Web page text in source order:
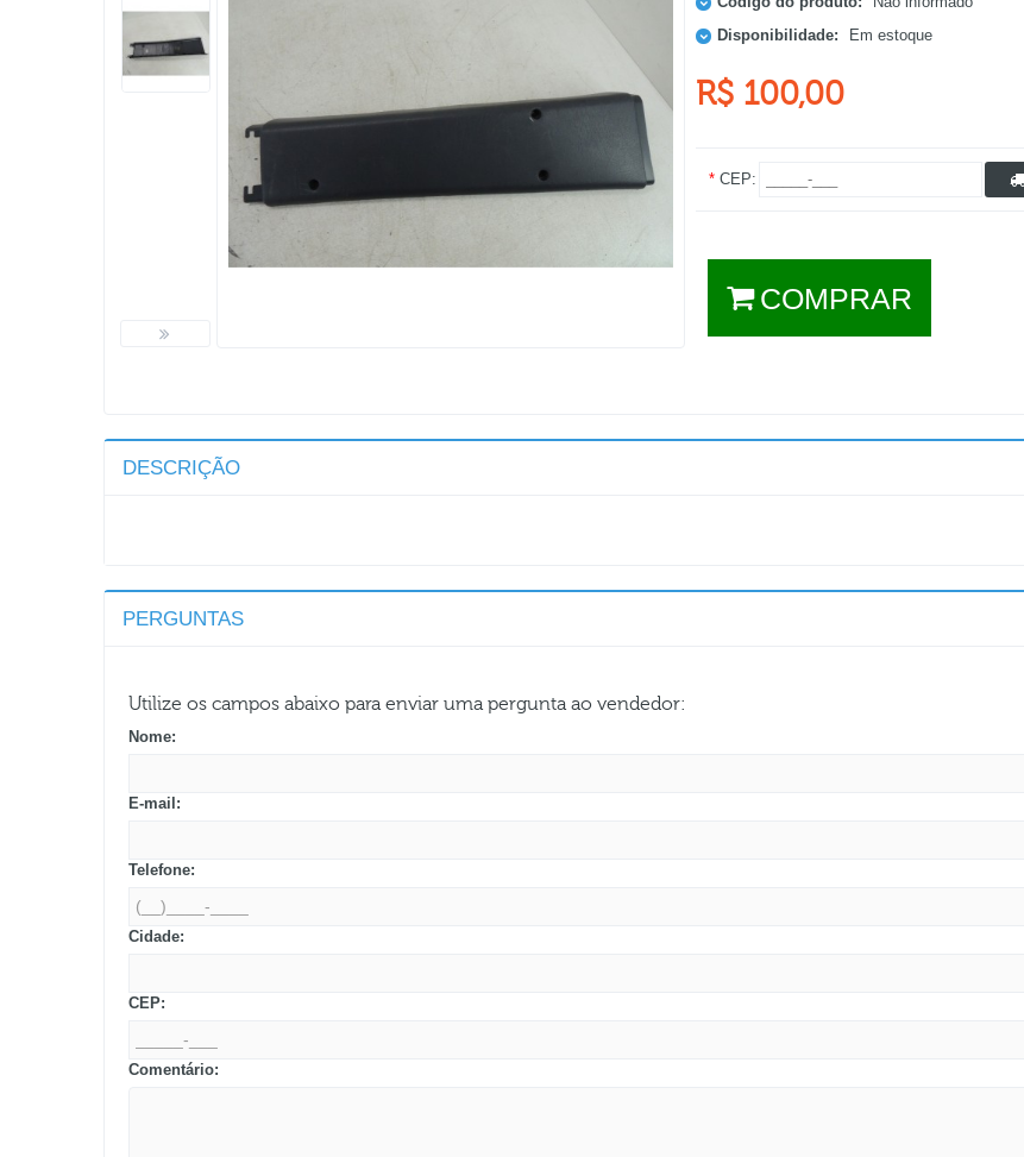
Disponibilidade:
Em estoque
R$ 100,00
*CEP:
COMPRAR
DESCRIÇÃO
PERGUNTAS
Utilize os campos abaixo para enviar uma pergunta ao vendedor:
Nome:
E-mail:
Telefone:
Cidade:
CEP:
Comentário: